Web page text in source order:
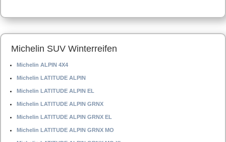
Michelin SUV Winterreifen
Michelin ALPIN 4X4
Michelin LATITUDE ALPIN
Michelin LATITUDE ALPIN EL
Michelin LATITUDE ALPIN GRNX
Michelin LATITUDE ALPIN GRNX EL
Michelin LATITUDE ALPIN GRNX MO